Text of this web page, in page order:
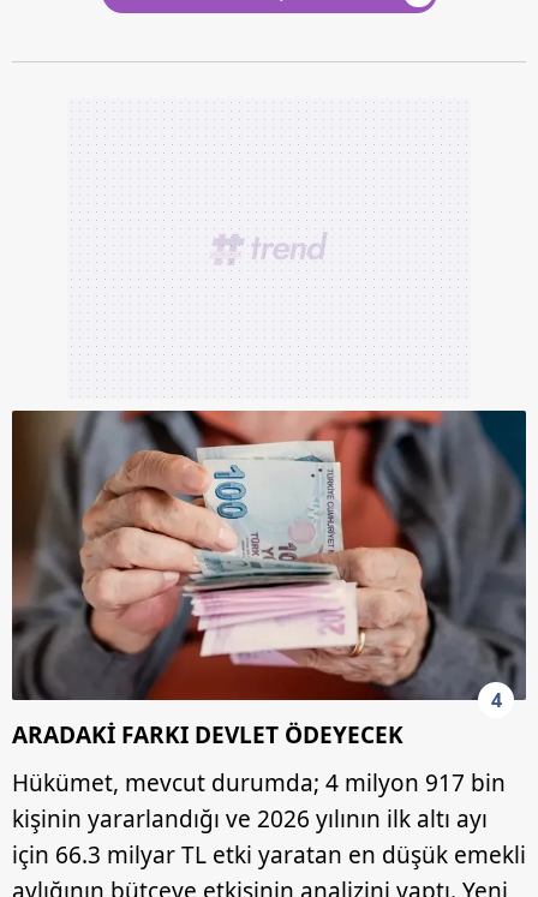
4
ARADAKİ FARKI DEVLET ÖDEYECEK
Hükümet, mevcut durumda; 4 milyon 917 bin
kişinin yararlandığı ve 2026 yılının ilk altı ayı
için 66.3 milyar TL etki yaratan en düşük emekli
aylığının bütçeye etkisinin analizini yaptı. Yeni